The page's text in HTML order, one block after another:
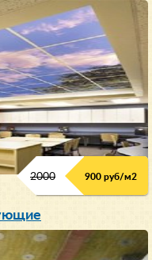
2000 900 руб/м2